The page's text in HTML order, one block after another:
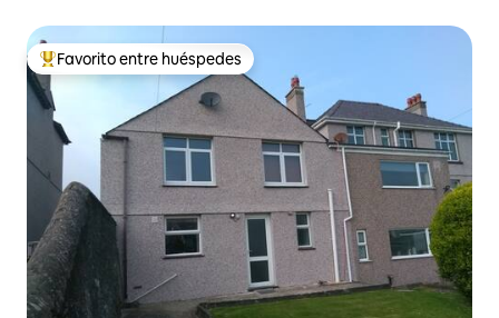
De los mejores en Favorito entre huéspedes
Favorito entre huéspedes